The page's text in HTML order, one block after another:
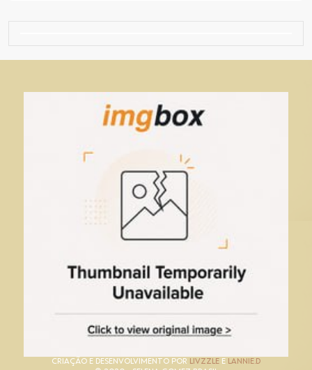
CRIAÇÃO E DESENVOLVIMENTO POR LIVZZLE E LANNIE.D